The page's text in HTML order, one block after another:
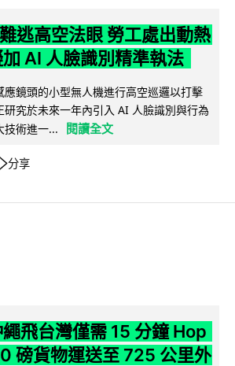
逃高空法眼 勞工處出動熱
AI 人臉識別精準執法
應鏡頭的小型無人機進行高空巡邏以打擊
研究於未來一年內引入 AI 人臉識別與行為
技術進一...
閱讀全文
分享
飛台灣僅需 15 分鐘 Hop
磅貨物運送至 725 公里外